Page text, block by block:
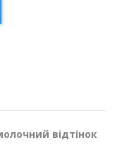
відтінок